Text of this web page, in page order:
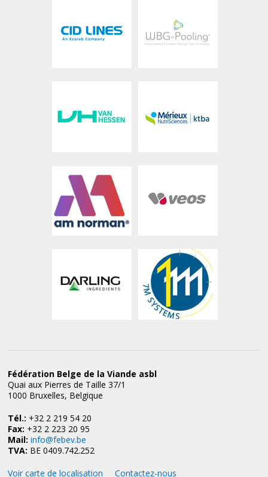
Fédération Belge de la Viande asbl
Quai aux Pierres de Taille 37/1
1000 Bruxelles, Belgique
Tél.: +32 2 219 54 20
Fax: +32 2 223 20 95
Mail: info@febev.be
TVA: BE 0409.742.252
Voir carte de localisation
Contactez-nous